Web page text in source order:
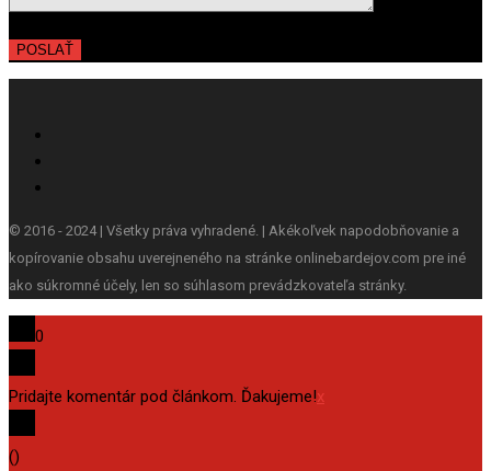
© 2016 - 2024 | Všetky práva vyhradené. | Akékoľvek napodobňovanie a
kopírovanie obsahu uverejneného na stránke onlinebardejov.com pre iné
ako súkromné účely, len so súhlasom prevádzkovateľa stránky.
0
Pridajte komentár pod článkom. Ďakujeme!x
()